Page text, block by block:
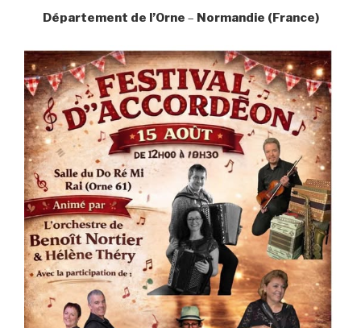
Département de l’Orne – Normandie (France)